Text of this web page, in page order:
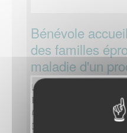
Bénévole
des familles
maladie d'un
Lieu :
Association :
France
Date :